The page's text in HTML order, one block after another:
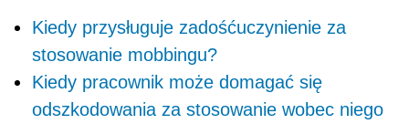
Kiedy przysługuje zadośćuczynienie za
stosowanie mobbingu?
Kiedy pracownik może domagać się
odszkodowania za stosowanie wobec niego